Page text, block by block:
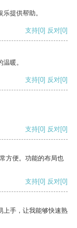
提供帮助。
支持[0] 反对[0]
暖。
支持[0] 反对[0]
支持[0] 反对[0]
方便。功能的布局也
支持[0] 反对[0]
上手，让我能够快速熟